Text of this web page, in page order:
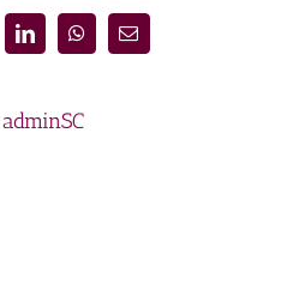
LinkedInWhatsApp
Email
adminSC